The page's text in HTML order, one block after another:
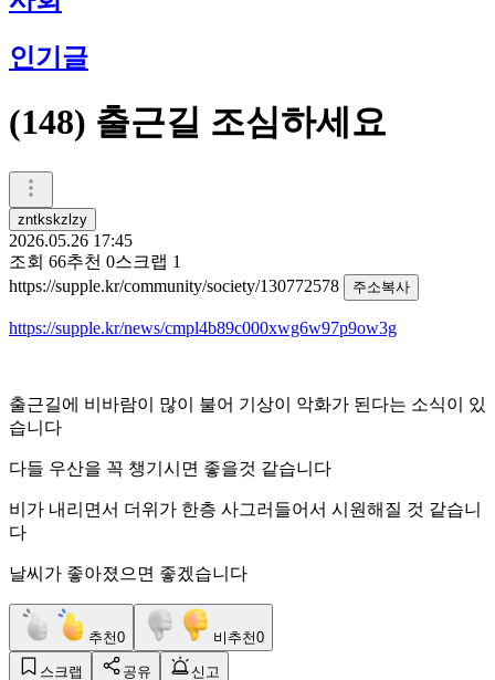
인기글
(148) 출근길 조심하세요
zntkskzlzy
2026.05.26 17:45
조회 66추천 0스크랩 1
https://supple.kr/community/society/130772578
주소복사
https://supple.kr/news/cmpl4b89c000xwg6w97p9ow3g
출근길에 비바람이 많이 불어 기상이 악화가 된다는 소식이 있
습니다
다들 우산을 꼭 챙기시면 좋을것 같습니다
비가 내리면서 더위가 한층 사그러들어서 시원해질 것 같습니
다
날씨가 좋아졌으면 좋겠습니다
추천0 비추천0
스크랩 공유 신고